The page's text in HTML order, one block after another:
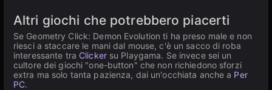
Altri giochi che potrebbero piacerti
Se Geometry Click: Demon Evolution ti ha preso male e non
riesci a staccare le mani dal mouse, c'è un sacco di roba
interessante tra Clickersu Playgama. Se invece sei un
cultore dei giochi "one-button" che non richiedono sforzi
extra ma solo tanta pazienza, dai un'occhiata anche a Per
PC.